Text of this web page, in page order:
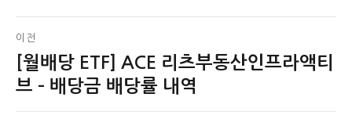
글
탐
이전
이
전
[월배당 ETF] ACE 리츠부동산인프라액티
브 – 배당금 배당률 내역